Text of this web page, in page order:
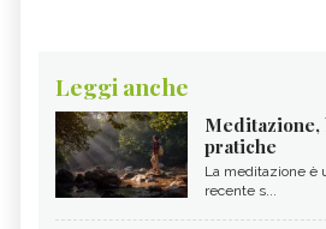
Leggi anche
Meditazione,
pratiche
La meditazione è
recente s...